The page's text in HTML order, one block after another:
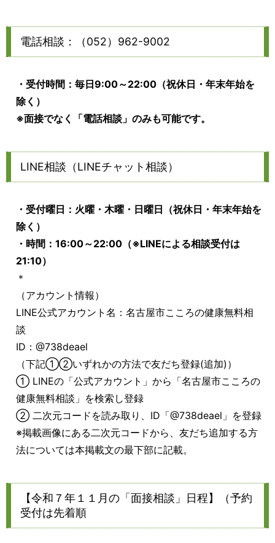
電話相談：（052）962-9002
・受付時間：毎日9:00～22:00（祝休日・年末年始を
除く）
※面接でなく「電話相談」のみも可能です。
LINE相談（LINEチャット相談）
・受付曜日：火曜・木曜・日曜日（祝休日・年末年始を
除く）
・時間：16:00～22:00（※LINEによる相談受付は
21:10）
＊
（アカウント情報）
LINE公式アカウント名：名古屋市こころの健康無料相
談
ID：@738deael
（下記①②いずれかの方法で友だち登録(追加)）
① LINEの「公式アカウント」から「名古屋市こころの
健康無料相談」を検索し登録
② 二次元コードを読み取り、ID「@738deael」を登録
※掲載画像にある二次元コードから、友だち追加する方
法については本掲載文の最下部に記載。
【令和７年１１月の「面接相談」日程】（予約
受付は先着順